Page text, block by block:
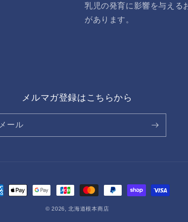
乳児の発育に影響を与える
があります。
メルマガ登録はこちらから
メール
© 2026,北海道根本商店